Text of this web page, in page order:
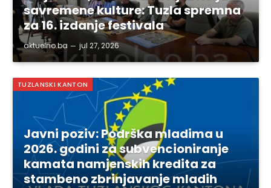
savremene kulture: Tuzla spremna
za 16. izdanje festivala
aktuelno.ba jul 27, 2026
TUZLANSKI KANTON
Javni poziv: Podrška mladima u
2026. godini za subvencioniranje
kamata namjenskih kredita za
stambeno zbrinjavanje mladih